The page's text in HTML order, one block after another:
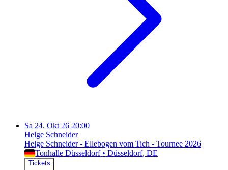
Sa 24. Okt 26 20:00
Helge Schneider
Helge Schneider - Ellebogen vom Tich - Tournee 2026
Tonhalle Düsseldorf • Düsseldorf, DE
Tickets